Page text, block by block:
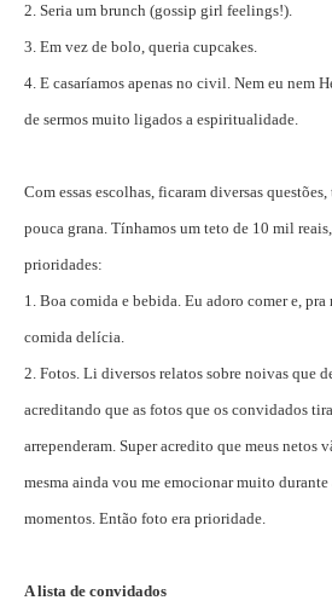
2. Seria um brunch (gossip girl feelings!).
3. Em vez de bolo, queria cupcakes.
4. E casaríamos apenas no civil. Nem eu nem
de sermos muito ligados a espiritualidade.
Com essas escolhas, ficaram diversas questões,
pouca grana. Tínhamos um teto de 10 mil
prioridades:
1. Boa comida e bebida. Eu adoro comer e, pra
comida delícia.
2. Fotos. Li diversos relatos sobre noivas que
acreditando que as fotos que os convidados
arrependeram. Super acredito que meus netos
mesma ainda vou me emocionar muito
momentos. Então foto era prioridade.
A lista de convidados